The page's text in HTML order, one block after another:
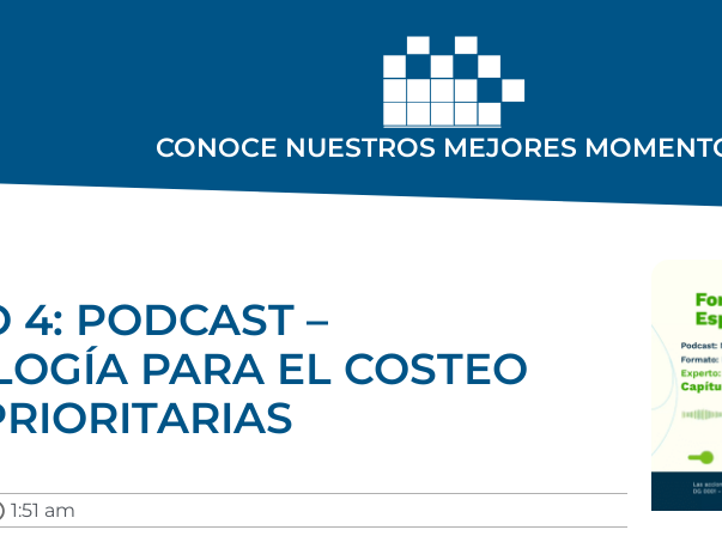
CONOCE NUESTROS MEJORES
4: PODCAST –
PARA EL COSTEO
1:51 am